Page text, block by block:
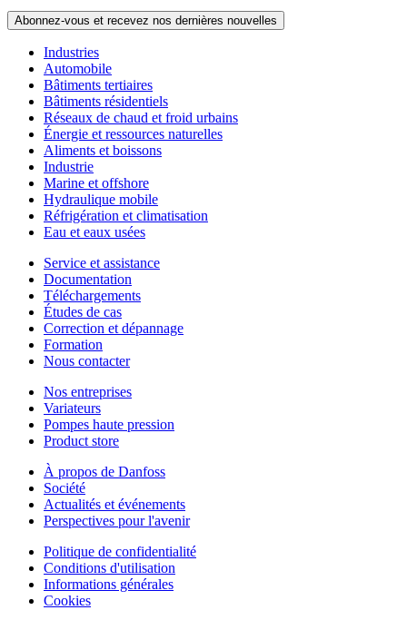
Abonnez-vous et recevez nos dernières nouvelles
Industries
Automobile
Bâtiments tertiaires
Bâtiments résidentiels
Réseaux de chaud et froid urbains
Énergie et ressources naturelles
Aliments et boissons
Industrie
Marine et offshore
Hydraulique mobile
Réfrigération et climatisation
Eau et eaux usées
Service et assistance
Documentation
Téléchargements
Études de cas
Correction et dépannage
Formation
Nous contacter
Nos entreprises
Variateurs
Pompes haute pression
Product store
À propos de Danfoss
Société
Actualités et événements
Perspectives pour l'avenir
Politique de confidentialité
Conditions d'utilisation
Informations générales
Cookies